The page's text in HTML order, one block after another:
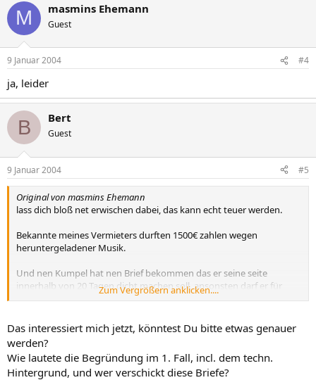
M masmins Ehemann
Guest
9 Januar 2004 #4
ja, leider
B Bert
Guest
9 Januar 2004 #5
Original von masmins Ehemann
lass dich bloß net erwischen dabei, das kann echt teuer werden.
Bekannte meines Vermieters durften 1500€ zahlen wegen
heruntergeladener Musik.
Und nen Kumpel hat nen Brief bekommen das er seine seite
innerhalb von 20 Tagen dicht machen soll, ansonsten darf er für
jeden gesaugten Film 30000€ zahlen.
Daraufhin hab ich dann auch aufgehört, weil meine Daten auch auf
der HP von meinem Kumpel drauf waren (war Moderator in dem
Forum)
Zum Vergrößern anklicken....
Das interessiert mich jetzt, könntest Du bitte etwas genauer
werden?
Wie lautete die Begründung im 1. Fall, incl. dem techn.
Hintergrund, und wer verschickt diese Briefe?